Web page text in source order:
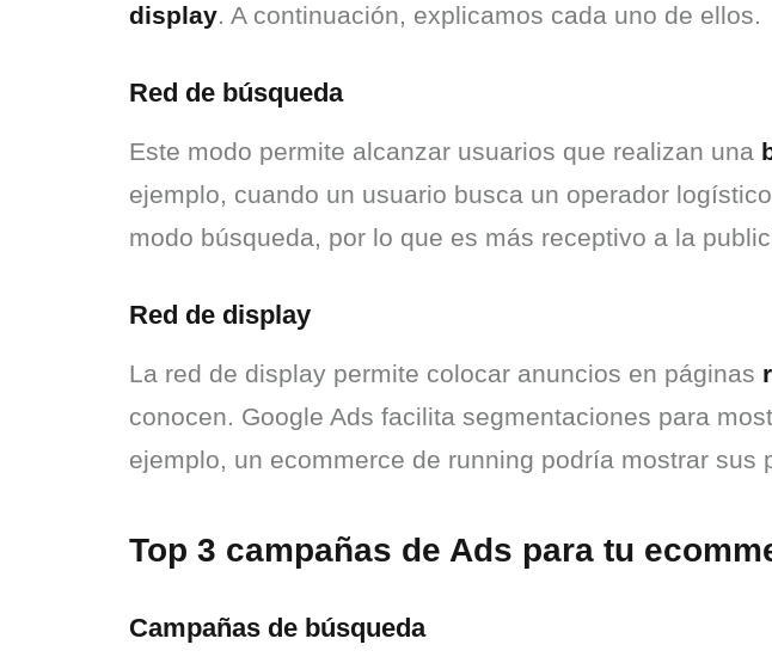
display. A continuación, explicamos cada uno de ellos.
Red de búsqueda
Este modo permite alcanzar usuarios que realizan una
ejemplo, cuando un usuario busca un operador
modo búsqueda, por lo que es más receptivo a la
Red de display
La red de display permite colocar anuncios en páginas
conocen. Google Ads facilita segmentaciones para
ejemplo, un ecommerce de running podría mostrar sus
Top 3 campañas de Ads para tu
Campañas de búsqueda